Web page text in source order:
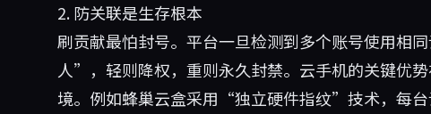
2. 防关联是生存根本
刷贡献最怕封号。平台一旦检测到多个账号使用相
人”，轻则降权，重则永久封禁。云手机的关键优
境。例如蜂巢云盒采用“独立硬件指纹”技术，每台